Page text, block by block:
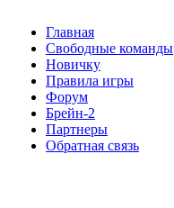
Главная
Свободные команды
Новичку
Правила игры
Форум
Брейн-2
Партнеры
Обратная связь